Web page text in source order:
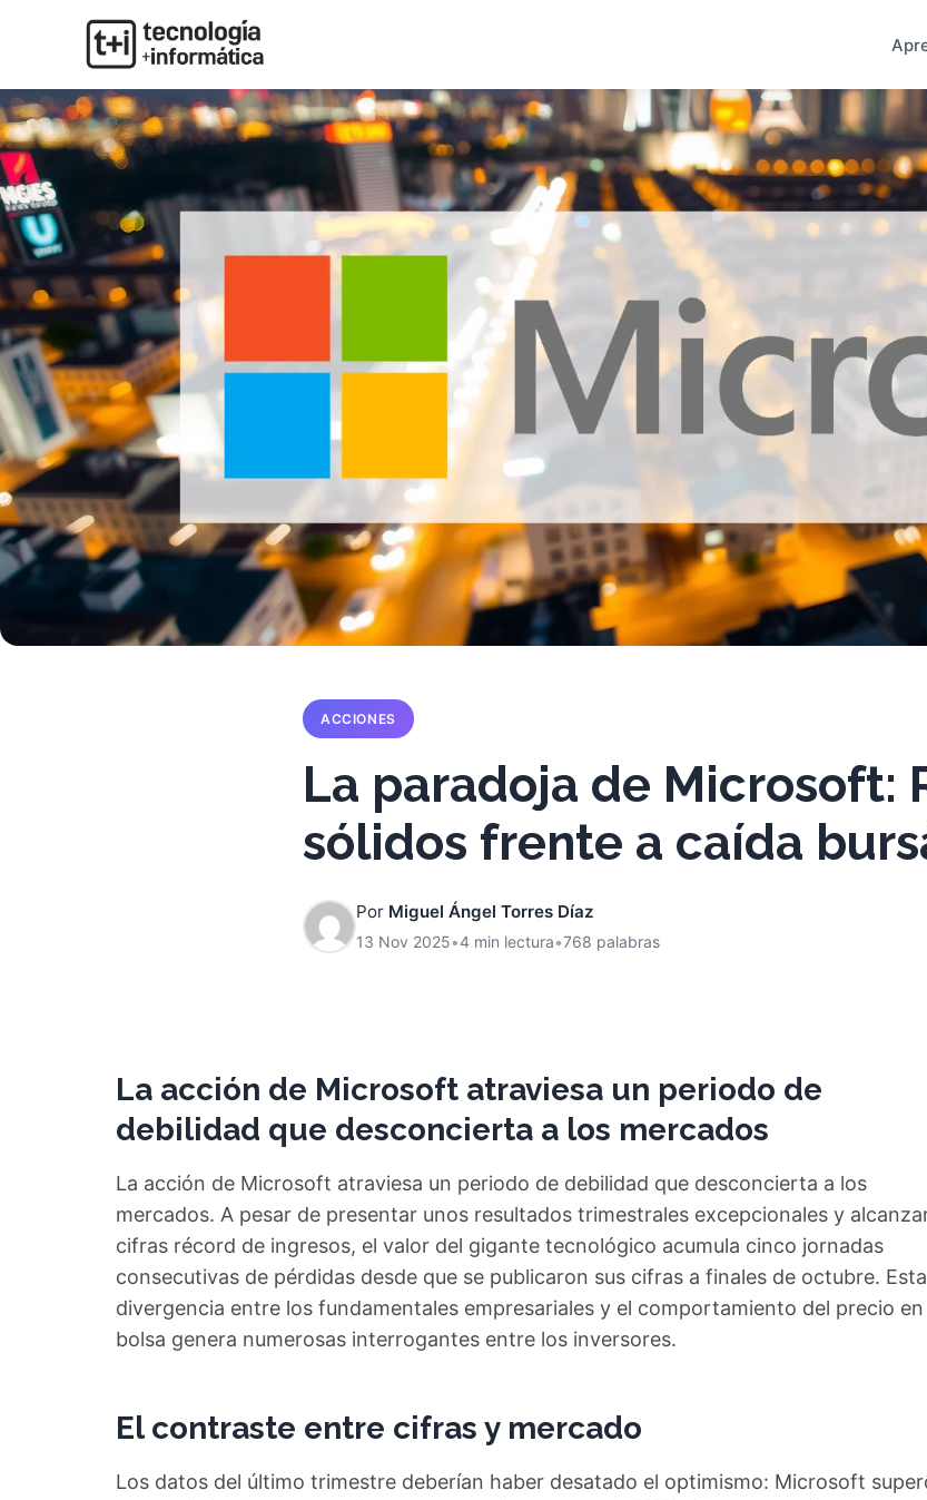
ACCIONES
La paradoja de Microsoft:
sólidos frente a caída
Por Miguel Ángel Torres Díaz
13 Nov 2025•4 min lectura•768 palabras
La acción de Microsoft atraviesa un periodo de
debilidad que desconcierta a los mercados
La acción de Microsoft atraviesa un periodo de debilidad que desconcierta a los
mercados. A pesar de presentar unos resultados trimestrales excepcionales y
cifras récord de ingresos, el valor del gigante tecnológico acumula cinco jornadas
consecutivas de pérdidas desde que se publicaron sus cifras a finales de octubre. Esta
divergencia entre los fundamentales empresariales y el comportamiento del precio en
bolsa genera numerosas interrogantes entre los inversores.
El contraste entre cifras y mercado
Los datos del último trimestre deberían haber desatado el optimismo: Microsoft